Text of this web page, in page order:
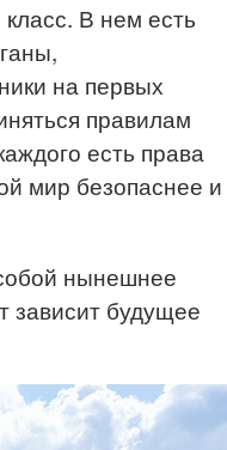
В нем есть
на первых
правилам
есть права
мир безопаснее и
нынешнее
зависит будущее